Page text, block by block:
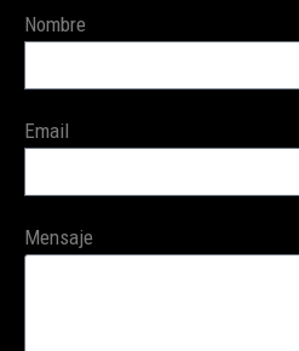
Nombre
Email
Mensaje